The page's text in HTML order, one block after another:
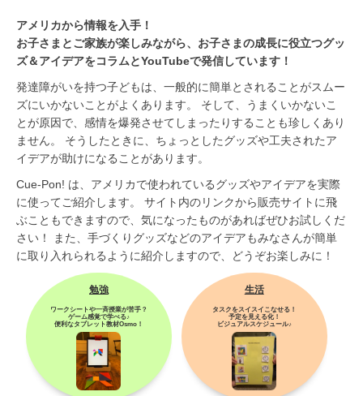
アメリカから情報を入手！
お子さまとご家族が楽しみながら、お子さまの成長に役立つグッ
ズ＆アイデアをコラムとYouTubeで発信しています！
発達障がいを持つ子どもは、一般的に簡単とされることがスムー
ズにいかないことがよくあります。 そして、うまくいかないこ
とが原因で、感情を爆発させてしまったりすることも珍しくあり
ません。 そうしたときに、ちょっとしたグッズや工夫されたア
イデアが助けになることがあります。
Cue-Pon! は、アメリカで使われているグッズやアイデアを実際
に使ってご紹介します。 サイト内のリンクから販売サイトに飛
ぶこともできますので、気になったものがあればぜひお試しくだ
さい！ また、手づくりグッズなどのアイデアもみなさんが簡単
に取り入れられるように紹介しますので、どうぞお楽しみに！
勉強
ワークシートや一斉授業が苦手？
ゲーム感覚で学べる♪
便利なタブレット教材Osmo！
生活
タスクをスイスイこなせる！
予定を見える化！
ビジュアルスケジュール♪